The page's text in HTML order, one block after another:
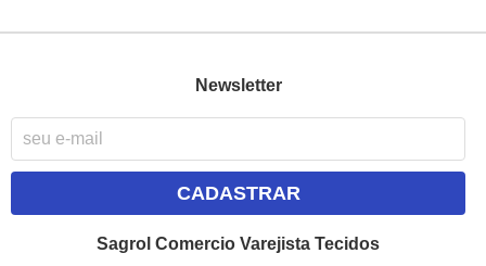
Newsletter
CADASTRAR
Sagrol Comercio Varejista Tecidos